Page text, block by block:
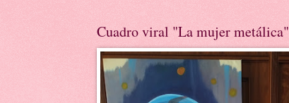
Cuadro viral "La mujer metálica"